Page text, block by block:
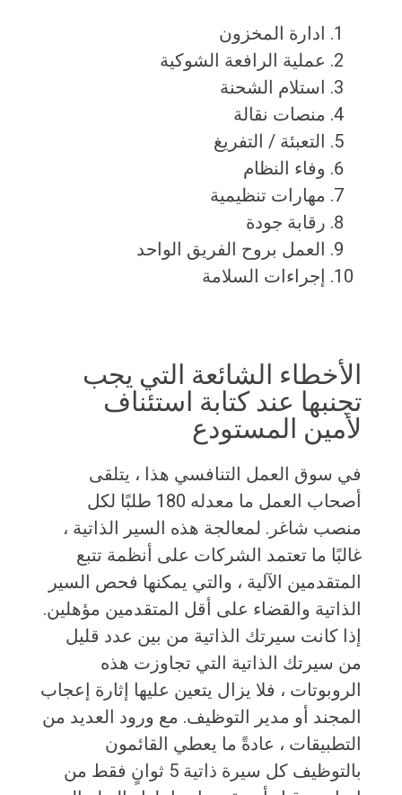
ادارة المخزون
عملية الرافعة الشوكية
استلام الشحنة
منصات نقالة
التعبئة / التفريغ
وفاء النظام
مهارات تنظيمية
رقابة جودة
العمل بروح الفريق الواحد
إجراءات السلامة
الأخطاء الشائعة التي يجب
تجنبها عند كتابة استئناف
لأمين المستودع
في سوق العمل التنافسي هذا ، يتلقى
أصحاب العمل ما معدله 180 طلبًا لكل
منصب شاغر. لمعالجة هذه السير الذاتية ،
غالبًا ما تعتمد الشركات على أنظمة تتبع
المتقدمين الآلية ، والتي يمكنها فحص السير
الذاتية والقضاء على أقل المتقدمين مؤهلين.
إذا كانت سيرتك الذاتية من بين عدد قليل
من سيرتك الذاتية التي تجاوزت هذه
الروبوتات ، فلا يزال يتعين عليها إثارة إعجاب
المجند أو مدير التوظيف. مع ورود العديد من
التطبيقات ، عادةً ما يعطي القائمون
بالتوظيف كل سيرة ذاتية 5 ثوانٍ فقط من